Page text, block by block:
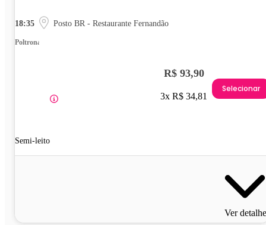
18:35 Posto BR - Restaurante Fernandão
Poltrona
Semi-leito
R$ 93,90
3x R$ 34,81
Selecionar
Ver